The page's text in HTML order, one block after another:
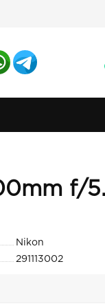
f/
Nikon
291113002